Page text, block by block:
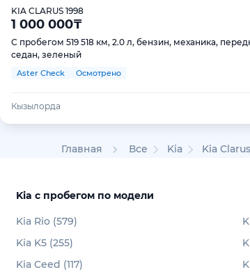
KIA CLARUS 1998
1 000 000₸
С пробегом 519 518 км, 2.0 л, бензин, механика,
седан, зеленый
Aster Check Осмотрено
Кызылорда
Главная Все Kia Kia
Kia с пробегом по модели
Kia Rio (579)
Kia K5 (255)
Kia Ceed (117)